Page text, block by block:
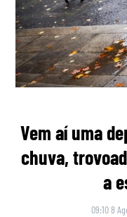
Vem aí uma
chuva,
a
09:10 8